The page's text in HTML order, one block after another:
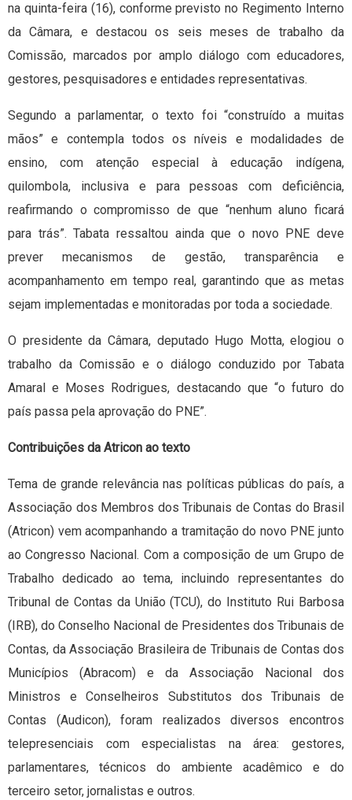
na quinta-feira (16), conforme previsto no Regimento Interno
da Câmara, e destacou os seis meses de trabalho da
Comissão, marcados por amplo diálogo com educadores,
gestores, pesquisadores e entidades representativas.
Segundo a parlamentar, o texto foi “construído a muitas
mãos” e contempla todos os níveis e modalidades de
ensino, com atenção especial à educação indígena,
quilombola, inclusiva e para pessoas com deficiência,
reafirmando o compromisso de que “nenhum aluno ficará
para trás”. Tabata ressaltou ainda que o novo PNE deve
prever mecanismos de gestão, transparência e
acompanhamento em tempo real, garantindo que as metas
sejam implementadas e monitoradas por toda a sociedade.
O presidente da Câmara, deputado Hugo Motta, elogiou o
trabalho da Comissão e o diálogo conduzido por Tabata
Amaral e Moses Rodrigues, destacando que “o futuro do
país passa pela aprovação do PNE”.
Contribuições da Atricon ao texto
Tema de grande relevância nas políticas públicas do país, a
Associação dos Membros dos Tribunais de Contas do Brasil
(Atricon) vem acompanhando a tramitação do novo PNE junto
ao Congresso Nacional. Com a composição de um Grupo de
Trabalho dedicado ao tema, incluindo representantes do
Tribunal de Contas da União (TCU), do Instituto Rui Barbosa
(IRB), do Conselho Nacional de Presidentes dos Tribunais de
Contas, da Associação Brasileira de Tribunais de Contas dos
Municípios (Abracom) e da Associação Nacional dos
Ministros e Conselheiros Substitutos dos Tribunais de
Contas (Audicon), foram realizados diversos encontros
telepresenciais com especialistas na área: gestores,
parlamentares, técnicos do ambiente acadêmico e do
terceiro setor, jornalistas e outros.